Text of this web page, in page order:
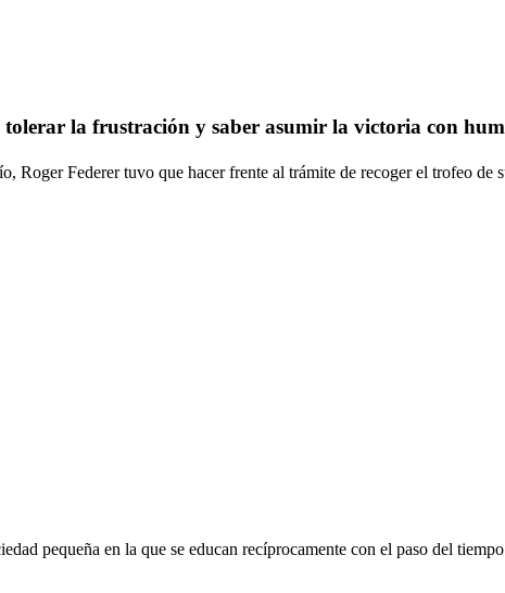
tolerar la frustración y saber asumir la victoria con
Roger Federer tuvo que hacer frente al trámite de recoger el trofeo
pequeña en la que se educan recíprocamente con el paso del